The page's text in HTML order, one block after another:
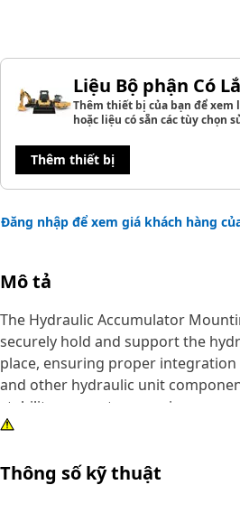
Liệu Bộ phận Có
Thêm thiết bị của bạn để xem
hoặc liệu có sẵn các tùy chọn
Thêm thiết bị
Đăng nhập để xem giá khách hàng
Mô tả
The Hydraulic Accumulator
securely hold and support the
place, ensuring proper
and other hydraulic unit
stability, prevents excessive
protects the hydraulic
Thông số kỹ thuật